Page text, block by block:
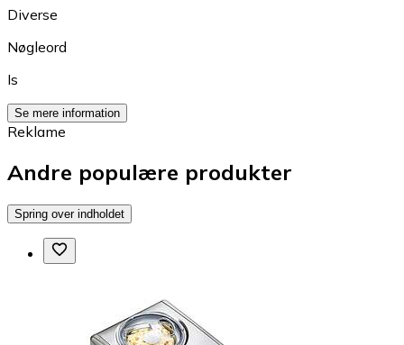
Diverse
Nøgleord
Is
Se mere information
Reklame
Andre populære produkter
Spring over indholdet